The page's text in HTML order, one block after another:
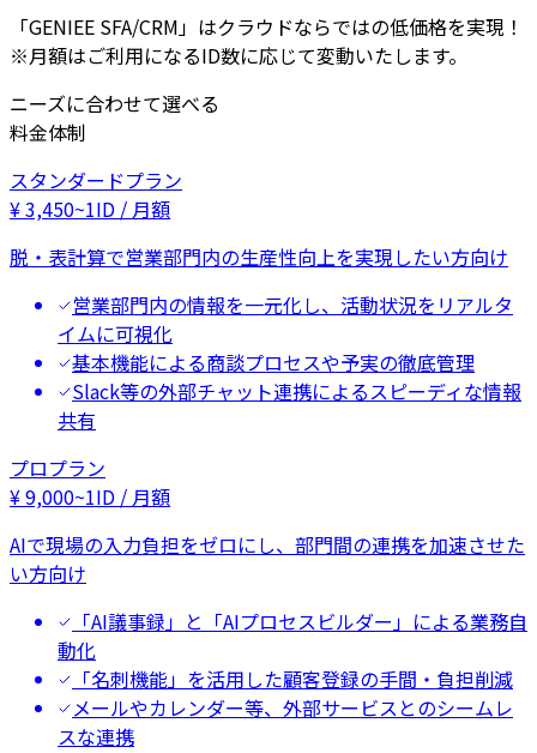
「GENIEE SFA/CRM」はクラウドならではの低価格を実現！
※月額はご利用になるID数に応じて変動いたします。
ニーズに合わせて選べる
料金体制
スタンダードプラン
¥3,450~1ID / 月額
脱・表計算で営業部門内の生産性向上を実現したい方向け
営業部門内の情報を一元化し、活動状況をリアルタ
イムに可視化
基本機能による商談プロセスや予実の徹底管理
Slack等の外部チャット連携によるスピーディな情報
共有
プロプラン
¥9,000~1ID / 月額
AIで現場の入力負担をゼロにし、部門間の連携を加速させた
い方向け
「AI議事録」と「AIプロセスビルダー」による業務自
動化
「名刺機能」を活用した顧客登録の手間・負担削減
メールやカレンダー等、外部サービスとのシームレ
スな連携